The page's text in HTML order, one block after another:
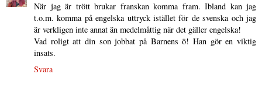
När jag är trött brukar franskan komma fram. Ibland kan jag
t.o.m. komma på engelska uttryck istället för de svenska och jag
är verkligen inte annat än medelmåttig när det gäller engelska!
Vad roligt att din son jobbat på Barnens ö! Han gör en viktig
insats.
Svara